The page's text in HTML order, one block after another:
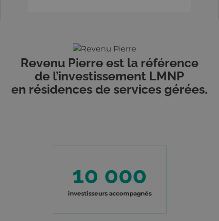
Revenu Pierre est la référence
de l’investissement LMNP
en résidences de services gérées.
10 000
investisseurs accompagnés